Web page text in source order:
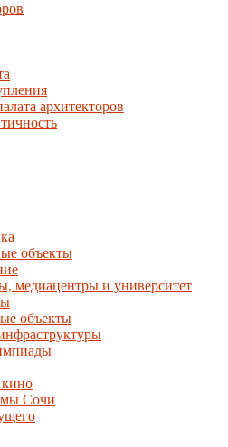
архитекторов
объекты
медиацентры и университет
объекты
кино
Сочи